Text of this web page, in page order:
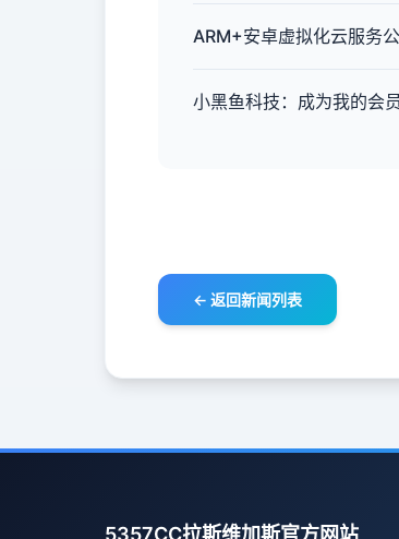
ARM+安卓虚拟化云服务
小黑鱼科技：成为我的会
← 返回新闻列表
5357CC拉斯维加斯官方网站